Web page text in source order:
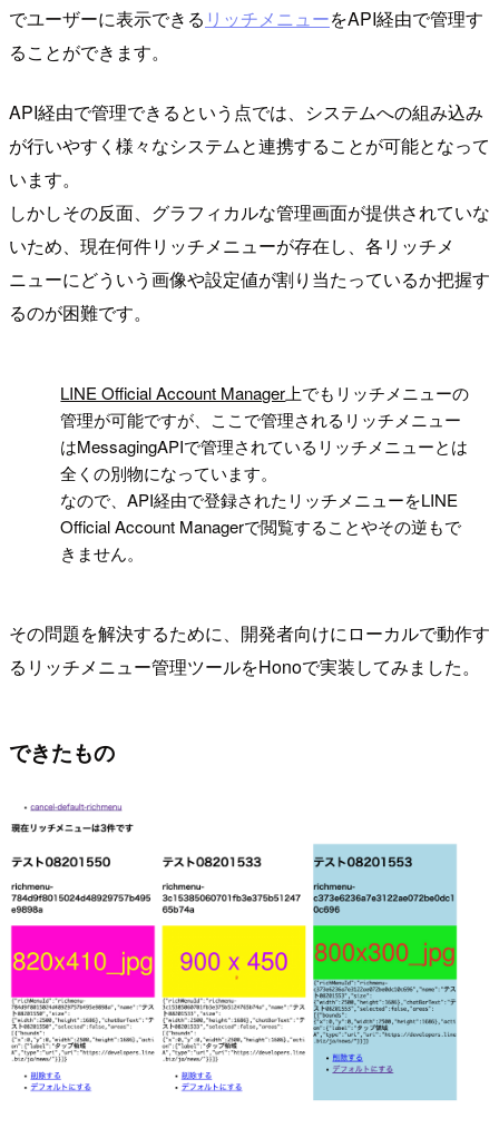
でユーザーに表示できる リッチメニューをAPI経由で管理す
ることができます。
API経由で管理できるという点では、システムへの組み込み
が行いやすく様々なシステムと連携することが可能となって
います。
しかしその反面、グラフィカルな管理画面が提供されていな
いため、現在何件リッチメニューが存在し、各リッチメ
ニューにどういう画像や設定値が割り当たっているか把握す
るのが困難です。
LINE Official Account Manager 上でもリッチメニューの
管理が可能ですが、ここで管理されるリッチメニュー
はMessagingAPIで管理されているリッチメニューとは
全くの別物になっています。
なので、API経由で登録されたリッチメニューをLINE
Official Account Managerで閲覧することやその逆もで
きません。
その問題を解決するために、開発者向けにローカルで動作す
るリッチメニュー管理ツールをHonoで実装してみました。
できたもの